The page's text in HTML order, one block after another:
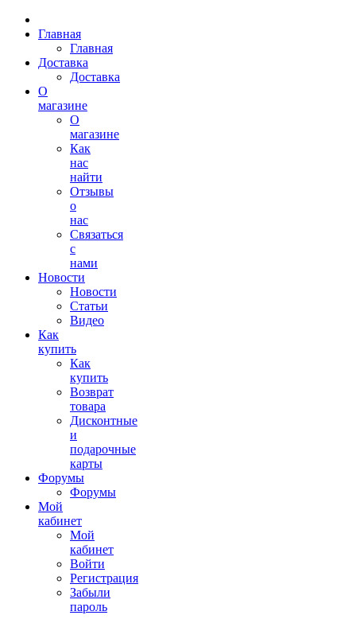
Главная
Главная
Доставка
Доставка
О
магазине
О
магазине
Как
нас
найти
Отзывы
о
нас
Связаться
с
нами
Новости
Новости
Статьи
Видео
Как
купить
Как
купить
Возврат
товара
Дисконтные
и
подарочные
карты
Форумы
Форумы
Мой
кабинет
Мой
кабинет
Войти
Регистрация
Забыли
пароль